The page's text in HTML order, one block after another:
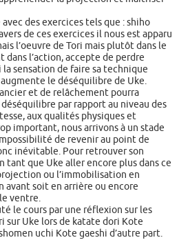
des exercices tels que : shiho
de ces exercices il nous est apparu
l’oeuvre de Tori mais plutôt dans le
dans l’action, accepte de perdre
sensation de faire sa technique
le déséquilibre de Uke.
et de relâchement pourra
par rapport au niveau des
aux qualités physiques et
important, nous arrivons à un stade
de revenir au point de
inévitable. Pour retrouver son
tant que Uke aller encore plus dans ce
ou l’immobilisation en
soit en arrière ou encore
ventre.
le cours par une réflexion sur les
sur Uke lors de katate dori Kote
uchi Kote gaeshi d’autre part.